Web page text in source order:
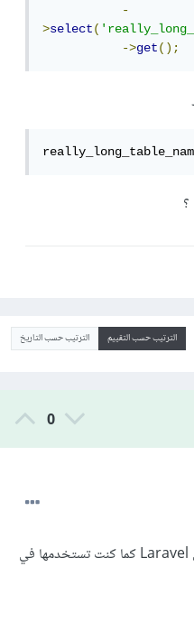
-
>select(
->get();
الترتيب حسب التقييم الترتيب حسب التاريخ
0
يمكنك استخدام الأسماء المستعارة في Laravel كما كنت تستخدمها في